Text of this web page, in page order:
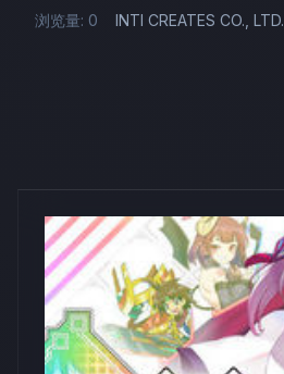
浏览量: 0 INTI CREATES CO., LTD.